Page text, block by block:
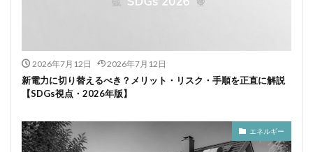
2026年7月12日 2026年7月12日
新電力に切り替えるべき？メリット・リスク・手順を正直に解説
【SDGs視点・2026年版】
エネルギー